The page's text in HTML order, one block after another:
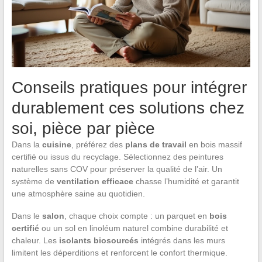
Conseils pratiques pour intégrer
durablement ces solutions chez
soi, pièce par pièce
Dans la cuisine, préférez des plans de travail en bois massif
certifié ou issus du recyclage. Sélectionnez des peintures
naturelles sans COV pour préserver la qualité de l’air. Un
système de ventilation efficacechasse l’humidité et garantit
une atmosphère saine au quotidien.
Dans le salon, chaque choix compte : un parquet en bois
certifiéou un sol en linoléum naturel combine durabilité et
chaleur. Les isolants biosourcés intégrés dans les murs
limitent les déperditions et renforcent le confort thermique.